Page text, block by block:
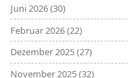
Juni 2026(30)
Februar 2026(22)
Dezember 2025(27)
November 2025(32)